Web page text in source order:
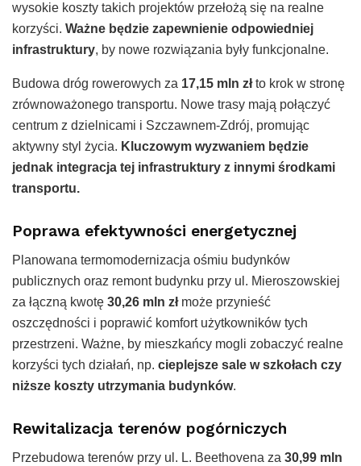
wysokie koszty takich projektów przełożą się na realne
korzyści. Ważne będzie zapewnienie odpowiedniej
infrastruktury, by nowe rozwiązania były funkcjonalne.
Budowa dróg rowerowych za 17,15 mln złto krok w stronę
zrównoważonego transportu. Nowe trasy mają połączyć
centrum z dzielnicami i Szczawnem-Zdrój, promując
aktywny styl życia. Kluczowym wyzwaniem będzie
jednak integracja tej infrastruktury z innymi środkami
transportu.
Poprawa efektywności energetycznej
Planowana termomodernizacja ośmiu budynków
publicznych oraz remont budynku przy ul. Mieroszowskiej
za łączną kwotę 30,26 mln złmoże przynieść
oszczędności i poprawić komfort użytkowników tych
przestrzeni. Ważne, by mieszkańcy mogli zobaczyć realne
korzyści tych działań, np. cieplejsze sale w szkołach czy
niższe koszty utrzymania budynków.
Rewitalizacja terenów pogórniczych
Przebudowa terenów przy ul. L. Beethovena za 30,99 mln